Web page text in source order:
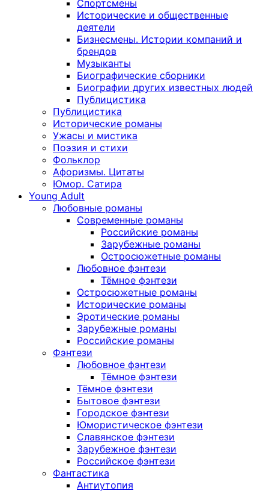
Спортсмены
Исторические и общественные
деятели
Бизнесмены. Истории компаний и
брендов
Музыканты
Биографические сборники
Биографии других известных людей
Публицистика
Публицистика
Исторические романы
Ужасы и мистика
Поэзия и стихи
Фольклор
Афоризмы. Цитаты
Юмор. Сатира
Young Adult
Любовные романы
Современные романы
Российские романы
Зарубежные романы
Остросюжетные романы
Любовное фэнтези
Тёмное фэнтези
Остросюжетные романы
Исторические романы
Эротические романы
Зарубежные романы
Российские романы
Фэнтези
Любовное фэнтези
Тёмное фэнтези
Тёмное фэнтези
Бытовое фэнтези
Городское фэнтези
Юмористическое фэнтези
Славянское фэнтези
Зарубежное фэнтези
Российское фэнтези
Фантастика
Антиутопия